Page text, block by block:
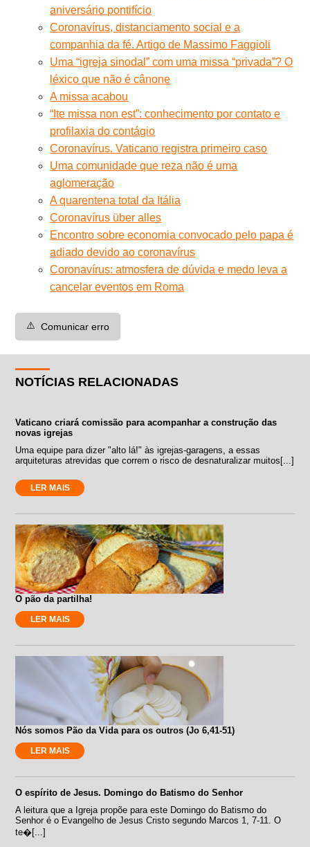
aniversário pontifício
Coronavírus, distanciamento social e a
companhia da fé. Artigo de Massimo Faggioli
Uma “igreja sinodal” com uma missa “privada”? O
léxico que não é cânone
A missa acabou
“Ite missa non est”: conhecimento por contato e
profilaxia do contágio
Coronavírus. Vaticano registra primeiro caso
Uma comunidade que reza não é uma
aglomeração
A quarentena total da Itália
Coronavírus über alles
Encontro sobre economia convocado pelo papa é
adiado devido ao coronavírus
Coronavírus: atmosfera de dúvida e medo leva a
cancelar eventos em Roma
⚠️ Comunicar erro
NOTÍCIAS RELACIONADAS
Vaticano criará comissão para acompanhar a construção das
novas igrejas
Uma equipe para dizer "alto lá!" às igrejas-garagens, a essas
arquiteturas atrevidas que correm o risco de desnaturalizar muitos[...]
LER MAIS
O pão da partilha!
LER MAIS
Nós somos Pão da Vida para os outros (Jo 6,41-51)
LER MAIS
O espírito de Jesus. Domingo do Batismo do Senhor
A leitura que a Igreja propõe para este Domingo do Batismo do
Senhor é o Evangelho de Jesus Cristo segundo Marcos 1, 7-11. O
te�[...]